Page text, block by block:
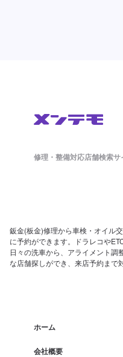
修理・整備対応店舗検索サ
鈑金(板金)修理から車検・オイル
に予約ができます。ドラレコや
日々の洗車から、アライメント調
な店舗探しができ、来店予約まで
ホーム
会社概要